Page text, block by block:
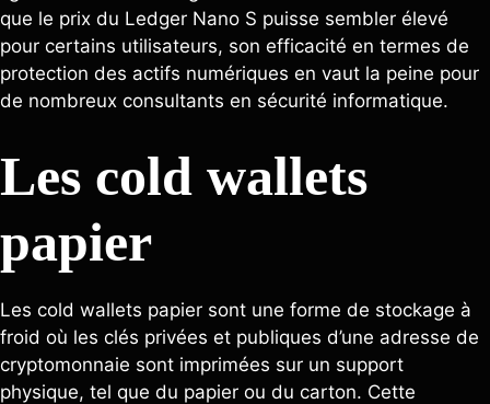
que le prix du Ledger Nano S puisse sembler élevé
pour certains utilisateurs, son efficacité en termes de
protection des actifs numériques en vaut la peine pour
de nombreux consultants en sécurité informatique.
Les cold wallets
papier
Les cold wallets papier sont une forme de stockage à
froid où les clés privées et publiques d’une adresse de
cryptomonnaie sont imprimées sur un support
physique, tel que du papier ou du carton. Cette